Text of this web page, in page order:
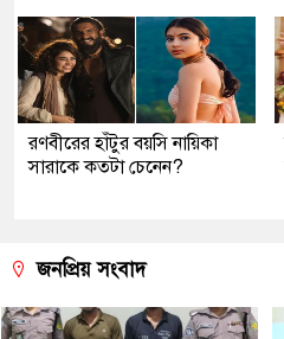
রণবীরের হাঁটুর বয়সি নায়িকা
সারাকে কতটা চেনেন?
জনপ্রিয় সংবাদ